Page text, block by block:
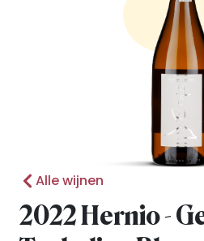
Alle wijnen
2022 Hernio -